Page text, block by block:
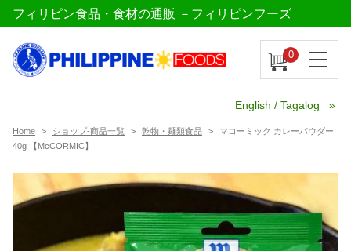
フィリピン食品・食材の通販 －フィリピンフーズ
0
English / Tagalog
Home ショップ-商品一覧 乾物・麺類食品
マコーミック カレーパウダー
40g 【McCORMIC】